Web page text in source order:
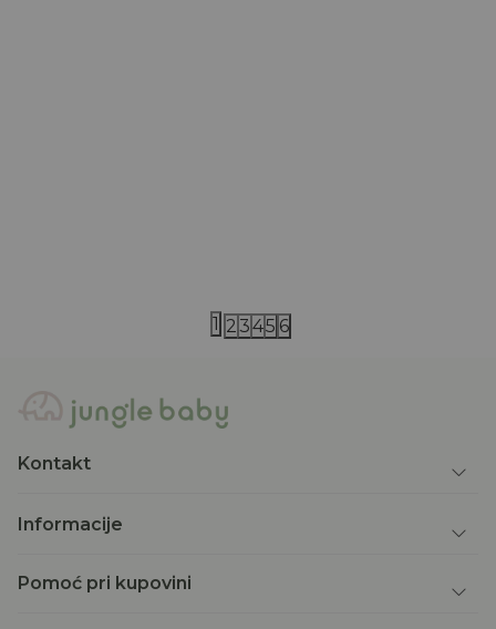
1 2 345 6
Kontakt
Informacije
Pomoć pri kupovini